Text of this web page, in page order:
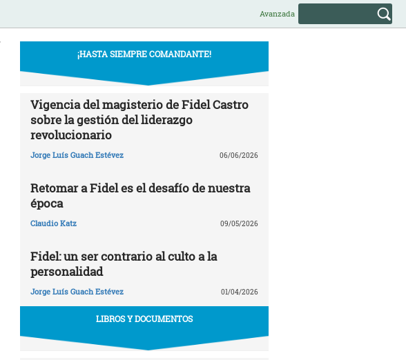
Avanzada
¡HASTA SIEMPRE COMANDANTE!
Vigencia del magisterio de Fidel Castro
sobre la gestión del liderazgo
revolucionario
Jorge Luís Guach Estévez 06/06/2026
Retomar a Fidel es el desafío de nuestra
época
Claudio Katz 09/05/2026
Fidel: un ser contrario al culto a la
personalidad
Jorge Luís Guach Estévez 01/04/2026
LIBROS Y DOCUMENTOS